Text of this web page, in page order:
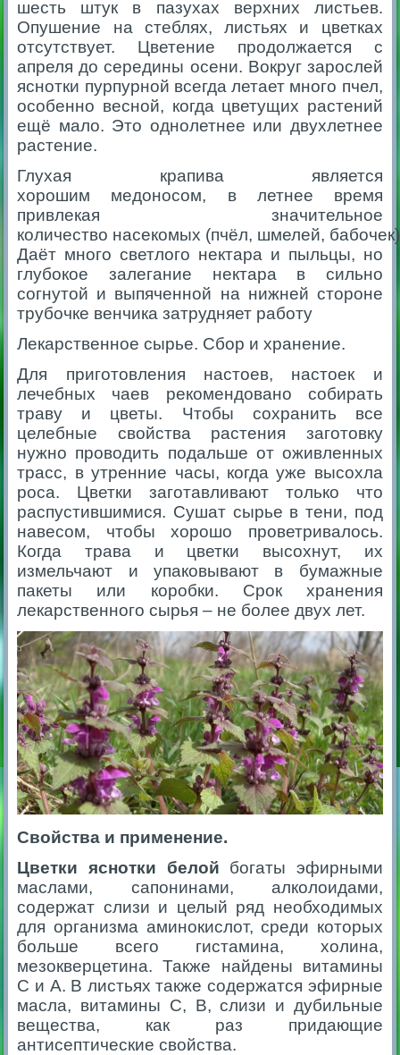
шесть штук в пазухах верхних листьев.
Опушение на стеблях, листьях и цветках
отсутствует. Цветение продолжается с
апреля до середины осени. Вокруг зарослей
яснотки пурпурной всегда летает много пчел,
особенно весной, когда цветущих растений
ещё мало. Это однолетнее или двухлетнее
растение.
Глухая крапива является
хорошим медоносом, в летнее время
привлекая значительное
количество насекомых (пчёл, шмелей,
Даёт много светлого нектара и пыльцы, но
глубокое залегание нектара в сильно
согнутой и выпяченной на нижней стороне
трубочке венчика затрудняет работу
Лекарственное сырье. Сбор и хранение.
Для приготовления настоев, настоек и
лечебных чаев рекомендовано собирать
траву и цветы. Чтобы сохранить все
целебные свойства растения заготовку
нужно проводить подальше от оживленных
трасс, в утренние часы, когда уже высохла
роса. Цветки заготавливают только что
распустившимися. Сушат сырье в тени, под
навесом, чтобы хорошо проветривалось.
Когда трава и цветки высохнут, их
измельчают и упаковывают в бумажные
пакеты или коробки. Срок хранения
лекарственного сырья – не более двух лет.
Свойства и применение.
Цветки яснотки белой богаты эфирными
маслами, сапонинами, алколоидами,
содержат слизи и целый ряд необходимых
для организма аминокислот, среди которых
больше всего гистамина, холина,
мезокверцетина. Также найдены витамины
С и А. В листьях также содержатся эфирные
масла, витамины С, В, слизи и дубильные
вещества, как раз придающие
антисептические свойства.